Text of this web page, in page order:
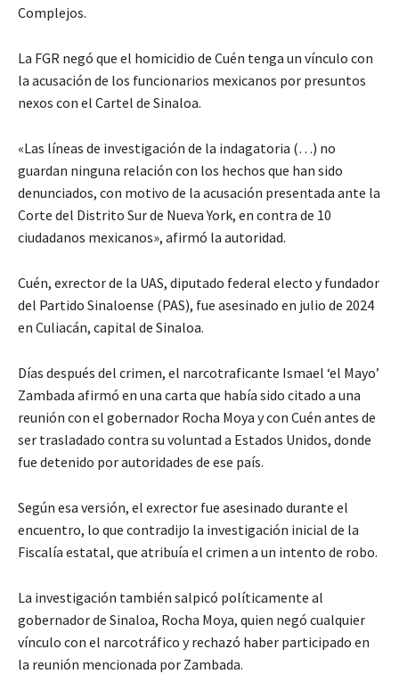
Complejos.
La FGR negó que el homicidio de Cuén tenga un vínculo con
la acusación de los funcionarios mexicanos por presuntos
nexos con el Cartel de Sinaloa.
«Las líneas de investigación de la indagatoria (…) no
guardan ninguna relación con los hechos que han sido
denunciados, con motivo de la acusación presentada ante la
Corte del Distrito Sur de Nueva York, en contra de 10
ciudadanos mexicanos», afirmó la autoridad.
Cuén, exrector de la UAS, diputado federal electo y fundador
del Partido Sinaloense (PAS), fue asesinado en julio de 2024
en Culiacán, capital de Sinaloa.
Días después del crimen, el narcotraficante Ismael ‘el Mayo’
Zambada afirmó en una carta que había sido citado a una
reunión con el gobernador Rocha Moya y con Cuén antes de
ser trasladado contra su voluntad a Estados Unidos, donde
fue detenido por autoridades de ese país.
Según esa versión, el exrector fue asesinado durante el
encuentro, lo que contradijo la investigación inicial de la
Fiscalía estatal, que atribuía el crimen a un intento de robo.
La investigación también salpicó políticamente al
gobernador de Sinaloa, Rocha Moya, quien negó cualquier
vínculo con el narcotráfico y rechazó haber participado en
la reunión mencionada por Zambada.